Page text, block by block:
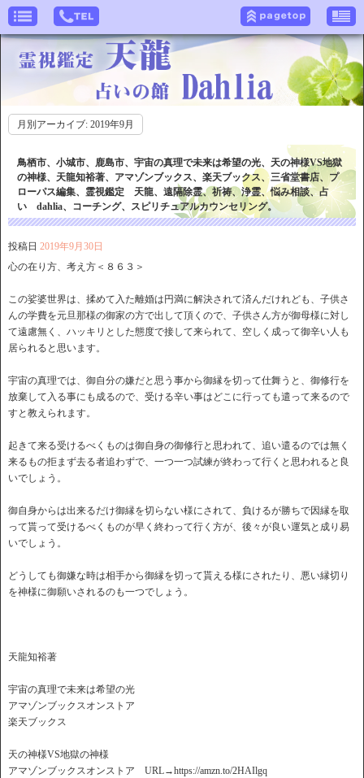
月別アーカイブ: 2019年9月
鳥栖市、小城市、鹿島市、宇宙の真理で未来は希望の光、天の神様VS地獄
の神様、天龍知裕著、アマゾンブックス、楽天ブックス、三省堂書店、プ
ローパス編集、霊視鑑定 天龍、遠隔除霊、祈祷、浄霊、悩み相談、占
い dahlia、コーチング、スピリチュアルカウンセリング。
投稿日 2019年9月30日
心の在り方、考え方＜８６３＞
この娑婆世界は、揉めて入た離婚は円満に解決されて済んだけれども、子供さ
んの学費を元旦那様の御家の方で出して頂くので、子供さん方が御母様に対し
て遠慮無く、ハッキリとした態度で接して来られて、空しく成って御辛い人も
居られると思います。
宇宙の真理では、御自分の嫌だと思う事から御縁を切って仕舞うと、御修行を
放棄して入る事にも成るので、受ける辛い事はどこに行っても遣って来るので
すと教えられます。
起きて来る受けるべくものは御自身の御修行と思われて、追い遣るのでは無く
来るもの拒まず去る者追わずで、一つ一つ試練が終わって行くと思われると良
いでしょう。
御自身からは出来るだけ御縁を切らない様にされて、負けるが勝ちで因縁を取
って貰って受けるべくものが早く終わって行く方が、後々が良い運気と成り易
いでしょう。
どうしても御嫌な時は相手から御縁を切って貰える様にされたり、悪い縁切り
を神様に御願いされるのも一つでしょう。
天龍知裕著
宇宙の真理で未来は希望の光
アマゾンブックスオンストア
楽天ブックス
天の神様VS地獄の神様
アマゾンブックスオンストア URL→https://amzn.to/2HAIlgq